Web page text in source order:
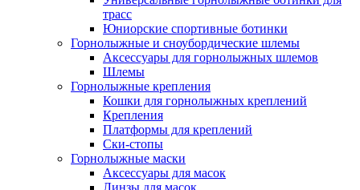
трасс
Юниорские спортивные ботинки
Горнолыжные и сноубордические шлемы
Аксессуары для горнолыжных шлемов
Шлемы
Горнолыжные крепления
Кошки для горнолыжных креплений
Крепления
Платформы для креплений
Ски-стопы
Горнолыжные маски
Аксессуары для масок
Линзы для масок